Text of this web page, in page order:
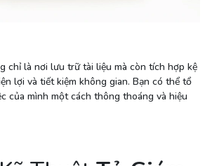
chỉ là nơi lưu trữ tài liệu mà còn tích hợp kệ
lợi và tiết kiệm không gian. Bạn có thể tổ
của mình một cách thông thoáng và hiệu